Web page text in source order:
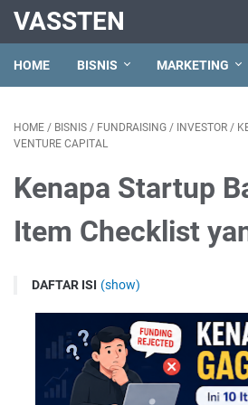
VASSTEN
HOME BISNIS MARKETING
HOME / BISNIS / FUNDRAISING / INVESTOR /
VENTURE CAPITAL
Kenapa Startup
Item Checklist
DAFTAR ISI (show)
Ketika Kualitas Produk Tidak Cukup
Item #1: Tidak Bisa Membedakan
Item #2: Metrik Traksi yang Tidak
Item #3: Burn Rate Tidak Diketahui